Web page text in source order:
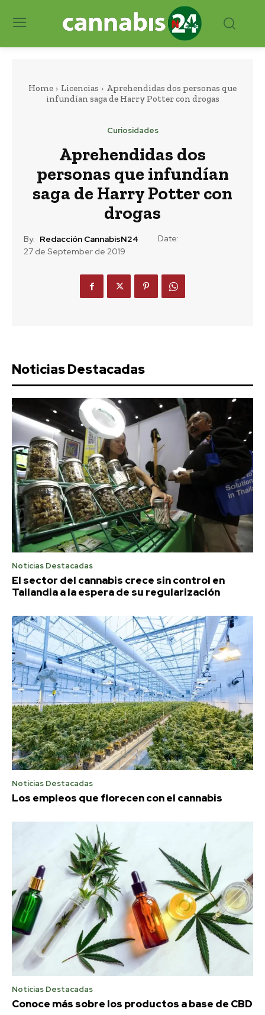
Home Licencias
Aprehendidas dos personas que
infundían saga de Harry Potter con drogas
Curiosidades
Aprehendidas dos
personas que infundían
saga de Harry Potter con
drogas
By: Redacción CannabisN24
Date:
27 de September de 2019
Noticias Destacadas
Noticias Destacadas
El sector del cannabis crece sin control en
Tailandia a la espera de su regularización
Noticias Destacadas
Los empleos que florecen con el cannabis
Noticias Destacadas
Conoce más sobre los productos a base de CBD